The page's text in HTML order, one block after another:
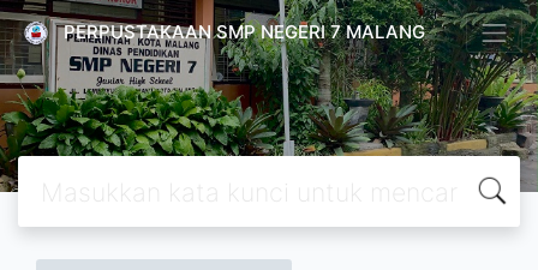
PERPUSTAKAAN SMP NEGERI 7 MALANG